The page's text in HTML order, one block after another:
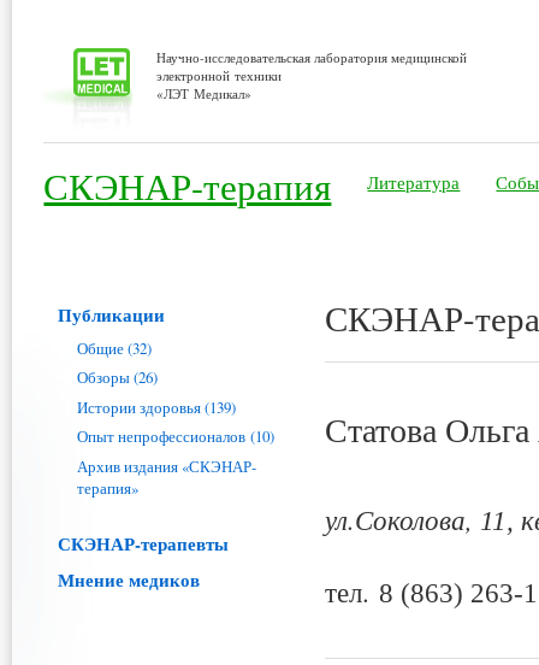
Научно-исследовательская лаборатория медицинской
электронной техники
«ЛЭТ Медикал»
СКЭНАР-терапия Литература
Публикации
Общие (32)
Обзоры (26)
Истории здоровья (139)
Опыт непрофессионалов (10)
Архив издания «СКЭНАР-
терапия»
СКЭНАР-терапевты
Мнение медиков
СКЭНАР-
Статова
ул.Соколова, 11,
тел. 8 (863) 263-